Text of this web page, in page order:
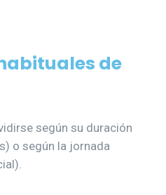
de
según su duración
o según la jornada